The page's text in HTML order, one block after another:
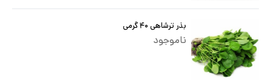
بذر ترشاهی ۴۰ گرمی
ناموجود